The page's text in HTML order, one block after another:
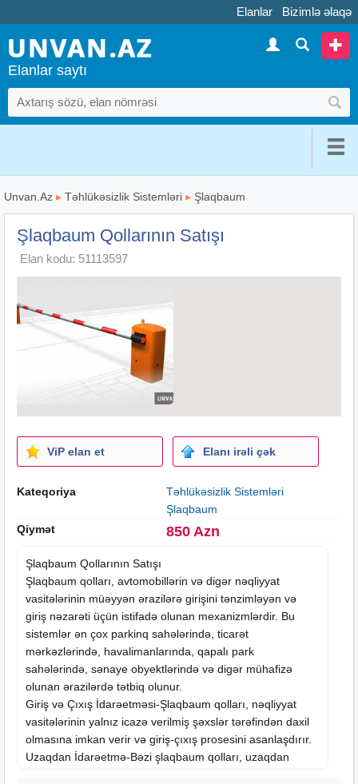
Elanlar Bizimlə əlaqə
Elanlar saytı
Unvan.Az ▸ Təhlükəsizlik Sistemləri ▸ Şlaqbaum
Şlaqbaum Qollarının Satışı
Elan kodu: 51113597
ViP elan et Elanı irəli çək
Kateqoriya
Təhlükəsizlik Sistemləri
Şlaqbaum
Qiymət
850 Azn
Şlaqbaum Qollarının Satışı
Şlaqbaum qolları, avtomobillərin və digər nəqliyyat
vasitələrinin müəyyən ərazilərə girişini tənzimləyən və
giriş nəzarəti üçün istifadə olunan mexanizmlərdir. Bu
sistemlər ən çox parkinq sahələrində, ticarət
mərkəzlərində, havalimanlarında, qapalı park
sahələrində, sənaye obyektlərində və digər mühafizə
olunan ərazilərdə tətbiq olunur.
Giriş və Çıxış İdarəetməsi-Şlaqbaum qolları, nəqliyyat
vasitələrinin yalnız icazə verilmiş şəxslər tərəfindən daxil
olmasına imkan verir və giriş-çıxış prosesini asanlaşdırır.
Uzaqdan İdarəetmə-Bəzi şlaqbaum qolları, uzaqdan